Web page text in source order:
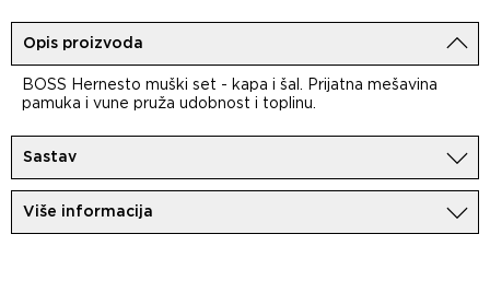
Opis proizvoda
BOSS Hernesto muški set - kapa i šal. Prijatna mešavina
pamuka i vune pruža udobnost i toplinu.
Sastav
15%Vuna
Više informacija